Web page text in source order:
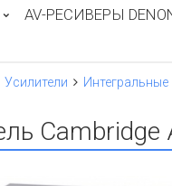
AV-РЕСИВЕРЫ
Усилители Интегральные
Cambridge